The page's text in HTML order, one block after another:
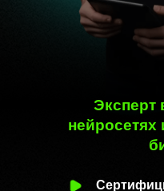
Эксперт
нейросетях